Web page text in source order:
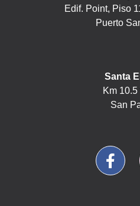
Edif. Point, Piso
Puerto
Santa
Km 10.5
San